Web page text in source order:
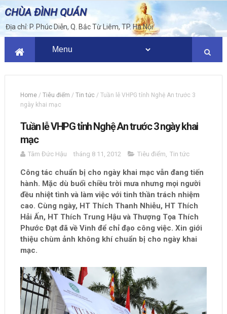
CHÙA ĐÌNH QUÁN
Địa chỉ: P. Phúc Diễn, Q. Bắc Từ Liêm, TP. Hà Nội
Home / Tiêu điểm / Tin tức / Tuần lễ VHPG tỉnh Nghệ An trước 3
ngày khai mạc
Tuần lễ VHPG tỉnh Nghệ An trước 3 ngày khai
mạc
Tâm Đức Hậu tháng 8 11, 2012 Tiêu điểm, Tin tức
Công tác chuẩn bị cho ngày khai mạc vẫn đang tiến
hành. Mặc dù buổi chiều trời mưa nhưng mọi người
đều nhiệt tình và làm việc với tinh thần trách nhiệm
cao. Cùng ngày, HT Thích Thanh Nhiễu, HT Thích
Hải Ấn, HT Thích Trung Hậu và Thượng Tọa Thích
Phước Đạt đã về Vinh để chỉ đạo công việc. Xin giới
thiệu chùm ảnh không khí chuẩn bị cho ngày khai
mạc.